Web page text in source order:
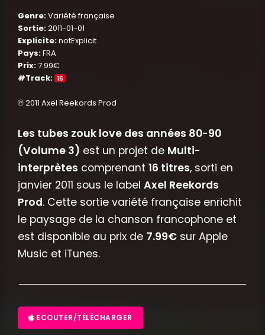
Genre:Variété française
Sortie:2011-01-01
Explicite:notExplicit
Pays:FRA
Prix:7.99€
#Track: 16
℗ 2011 Axel Reekords Prod
Les tubes zouk love des années 80-90
(Volume 3) est un projet de Multi-
interprètes comprenant 16 titres, sorti en
janvier 2011 sous le label Axel Reekords
Prod. Cette sortie variété française enrichit
le paysage de la chanson francophone et
est disponible au prix de 7.99€ sur Apple
Music et iTunes.
ECOUTER/TÉLÉCHARGER